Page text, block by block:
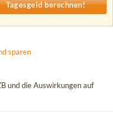
sparen
und die Auswirkungen auf